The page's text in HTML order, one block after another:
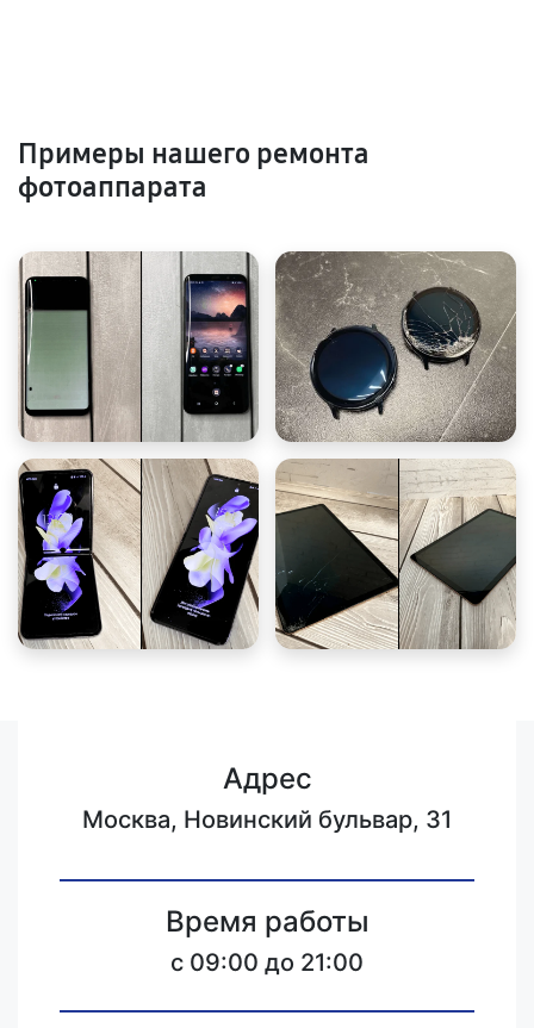
Примеры нашего ремонта
фотоаппарата
Адрес
Москва, Новинский бульвар, 31
Время работы
c 09:00 до 21:00